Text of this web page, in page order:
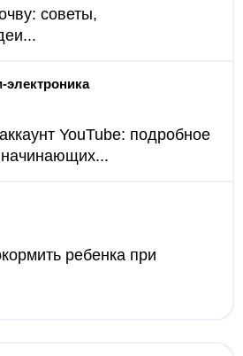
советы,
YouTube: подробное
начинающих...
ребенка при